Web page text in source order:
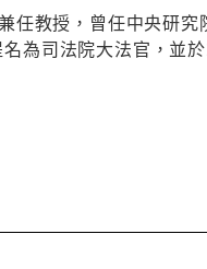
任教授，曾任中央研究
為司法院大法官，並